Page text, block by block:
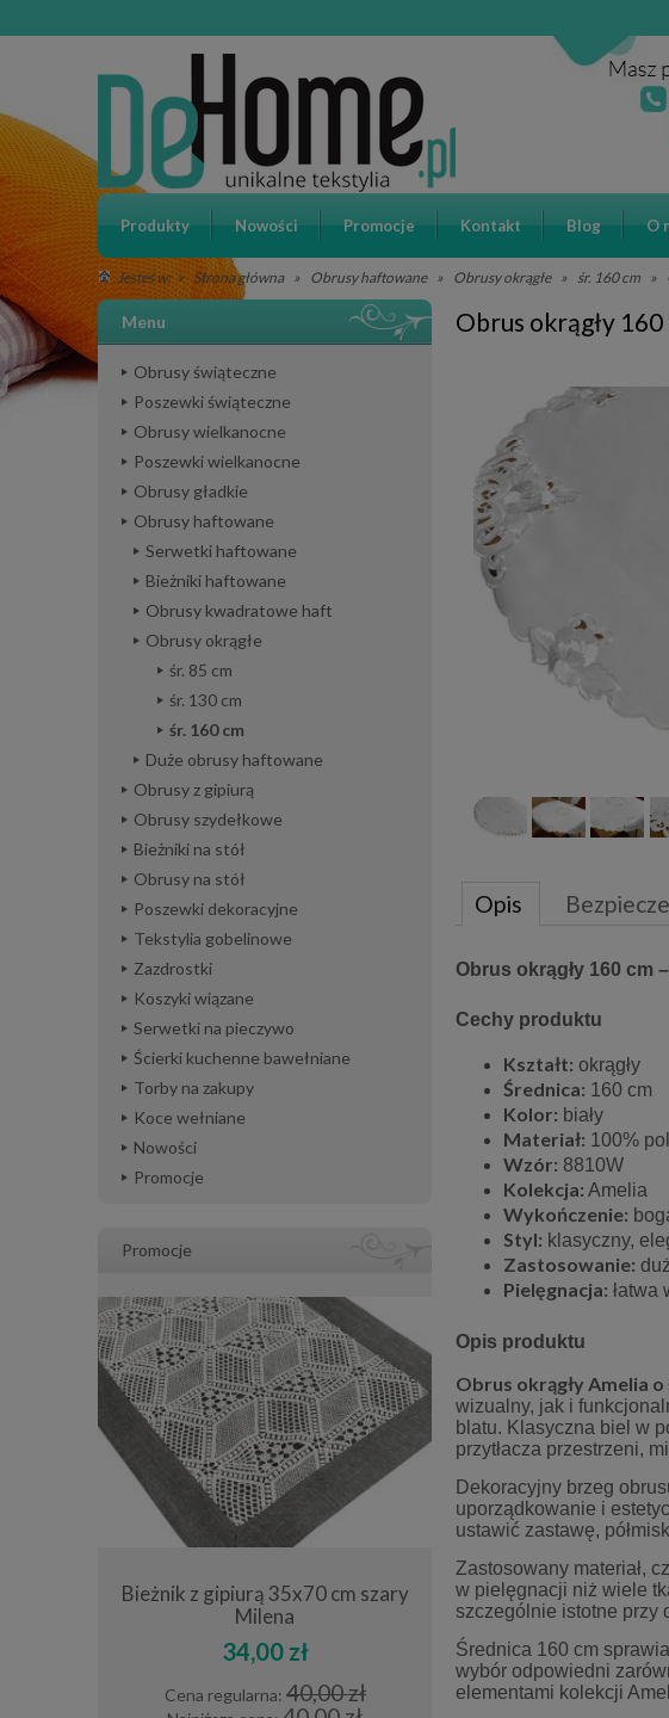
Produkty Nowości Promocje Kontakt Blog O
Jesteś w: » Strona główna » Obrusy haftowane » Obrusy okrągłe » śr. 160 cm »
Menu
Obrusy świąteczne
Poszewki świąteczne
Obrusy wielkanocne
Poszewki wielkanocne
Obrusy gładkie
Obrusy haftowane
Serwetki haftowane
Bieżniki haftowane
Obrusy kwadratowe haft
Obrusy okrągłe
śr. 85 cm
śr. 130 cm
śr. 160 cm
Duże obrusy haftowane
Obrusy z gipiurą
Obrusy szydełkowe
Bieżniki na stół
Obrusy na stół
Poszewki dekoracyjne
Tekstylia gobelinowe
Zazdrostki
Koszyki wiązane
Serwetki na pieczywo
Ścierki kuchenne bawełniane
Torby na zakupy
Koce wełniane
Nowości
Promocje
Promocje
Bieżnik z gipiurą 35x70 cm szary
Milena
34,00 zł
Cena regularna: 40,00 zł
Bieżnik z gipiurą
Milena
58,65 zł
Cena regularna:
Obrus okrągły
Opis
Obrus okrągły 160 cm
Cechy produktu
Kształt: okrągły
Średnica: 160 cm
Kolor: biały
Materiał: 100%
Wzór: 8810W
Kolekcja: Amelia
Wykończenie:
Styl: klasyczny,
Zastosowanie:
Pielęgnacja: łatwa
Opis produktu
Obrus okrągły Amelia
wizualny, jak i
blatu. Klasyczna biel w
przytłacza przestrzeni,
Dekoracyjny brzeg
uporządkowanie i
ustawić zastawę,
Zastosowany materiał,
w pielęgnacji niż wiele
szczególnie istotne przy
Średnica 160 cm
wybór odpowiedni
elementami kolekcji